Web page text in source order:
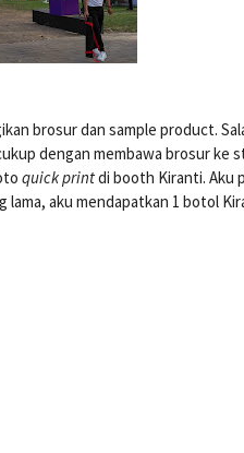
brosur dan sample product.
dengan membawa brosur ke
quick printdi booth Kiranti. Aku
aku mendapatkan 1 botol